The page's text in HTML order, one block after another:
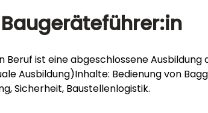
Beruf ist eine abgeschlossene Ausbildung
Ausbildung)Inhalte: Bedienung von
Sicherheit, Baustellenlogistik.